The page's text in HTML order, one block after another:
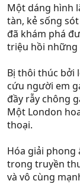
Một dáng hình
tàn, kẻ sống
đã khám phá
triệu hồi những
Bị thôi thúc bởi
cứu người em
đầy rẫy chông
Một London
thoại.
Hóa giải phong
trong truyền
và vô cùng